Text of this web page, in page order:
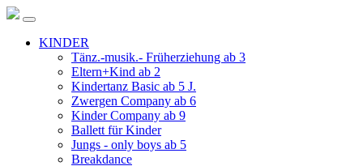
KINDER
Tänz.-musik.- Früherziehung ab 3
Eltern+Kind ab 2
Kindertanz Basic ab 5 J.
Zwergen Company ab 6
Kinder Company ab 9
Ballett für Kinder
Jungs - only boys ab 5
Breakdance